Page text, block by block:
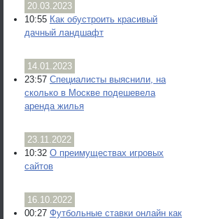
20.03.2023
10:55 Как обустроить красивый
дачный ландшафт
14.01.2023
23:57 Специалисты выяснили, на
сколько в Москве подешевела
аренда жилья
23.11.2022
10:32 О преимуществах игровых
сайтов
16.10.2022
00:27 Футбольные ставки онлайн как